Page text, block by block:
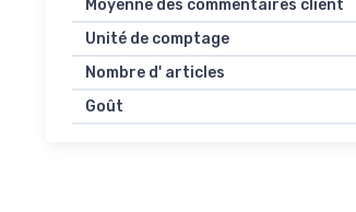
Moyenne des commentaires client
Unité de comptage
Nombre d' articles
Goût